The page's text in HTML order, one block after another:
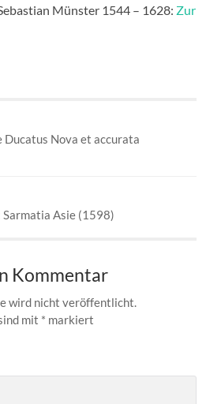
Münster 1544 – 1628: Zur
Ducatus Nova et accurata
Sarmatia Asie (1598)
Kommentar
wird nicht veröffentlicht.
mit * markiert